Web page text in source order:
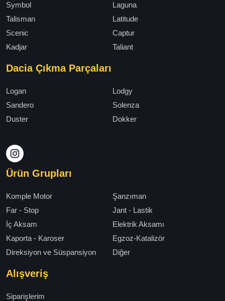
Symbol
Laguna
Talisman
Latitude
Scenic
Captur
Kadjar
Taliant
Dacia Çıkma Parçaları
Logan
Lodgy
Sandero
Solenza
Duster
Dokker
Ürün Grupları
Komple Motor
Şanzıman
Far - Stop
Jant - Lastik
İç Aksam
Elektrik Aksamı
Kaporta - Karoser
Egzoz-Katalizör
Direksiyon ve Süspansiyon
Diğer
Alışveriş
Siparişlerim